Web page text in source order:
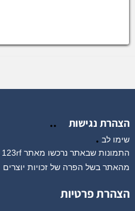
הצהרת נגישות ..
שימו לב .
מהאתר בשל הפרה של זכויות יוצרים
הצהרת פרטיות